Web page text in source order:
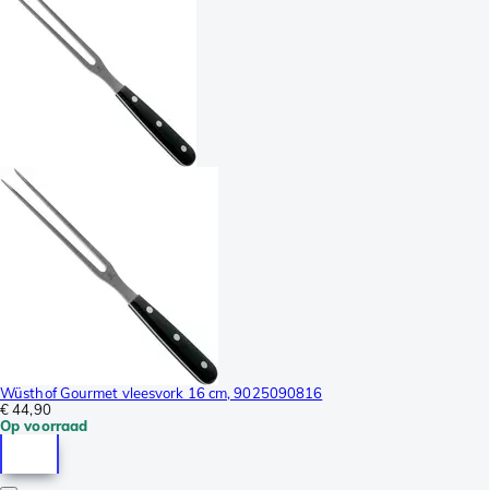
Wüsthof Gourmet vleesvork 16 cm, 9025090816
€ 44,90
Op voorraad